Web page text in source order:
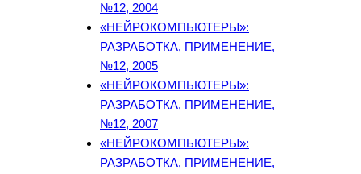
№12, 2004
«НЕЙРОКОМПЬЮТЕРЫ»:
РАЗРАБОТКА, ПРИМЕНЕНИЕ,
№12, 2005
«НЕЙРОКОМПЬЮТЕРЫ»:
РАЗРАБОТКА, ПРИМЕНЕНИЕ,
№12, 2007
«НЕЙРОКОМПЬЮТЕРЫ»:
РАЗРАБОТКА, ПРИМЕНЕНИЕ,